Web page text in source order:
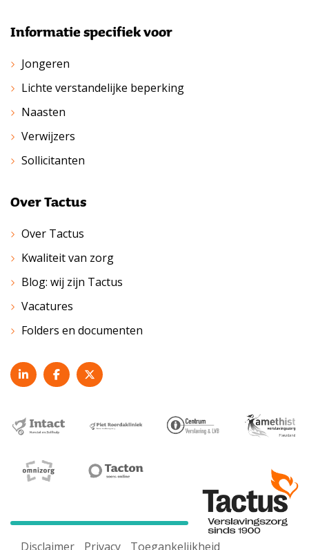
Informatie specifiek voor
Jongeren
Lichte verstandelijke beperking
Naasten
Verwijzers
Sollicitanten
Over Tactus
Over Tactus
Kwaliteit van zorg
Blog: wij zijn Tactus
Vacatures
Folders en documenten
Disclaimer Privacy Toegankelijkheid